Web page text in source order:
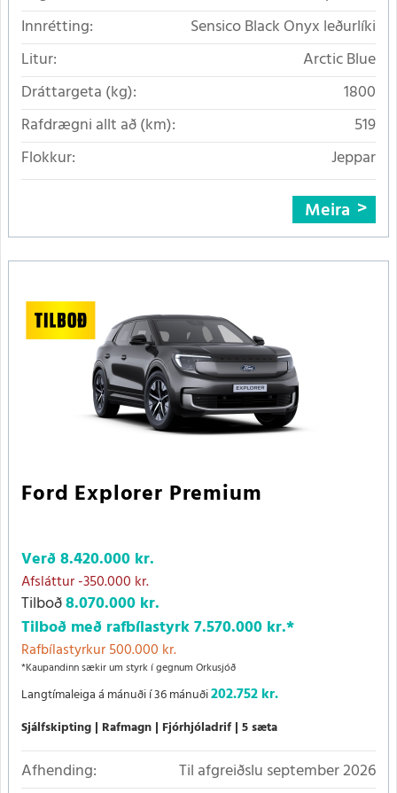
Innrétting:
Sensico Black Onyx leðurlíki
Litur:
Arctic Blue
Dráttargeta (kg):
1800
Rafdrægni allt að (km):
519
Flokkur:
Jeppar
Meira
Ford Explorer Premium
Verð8.420.000 kr.
Afsláttur-350.000 kr.
Tilboð8.070.000 kr.
Tilboð með rafbílastyrk7.570.000 kr.*
Rafbílastyrkur 500.000 kr.
*Kaupandinn sækir um styrk í gegnum Orkusjóð
Langtímaleiga á mánuði í 36 mánuði202.752 kr.
Sjálfskipting Rafmagn Fjórhjóladrif 5 sæta
Afhending:
Til afgreiðslu september 2026